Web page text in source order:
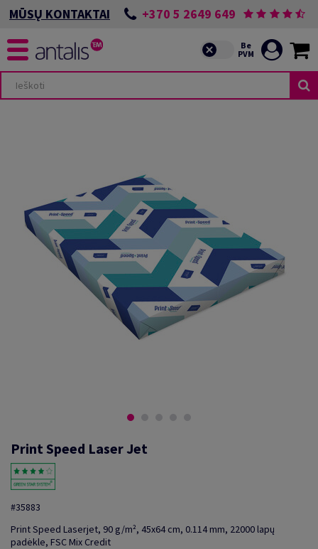
MŪSŲ KONTAKTAI +370 5 2649 649
Print Speed Laser Jet
#35883
Print Speed Laserjet, 90 g/m², 45x64 cm, 0.114 mm, 22000 lapų
padėkle, FSC Mix Credit